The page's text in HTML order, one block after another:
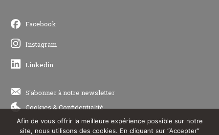
Facebook
Instagram
Linkedin
S'abonner à notre newsletter
Cookies&Confidentialité
Afin de vous offrir la meilleure expérience possible sur notre
site, nous utilisons des cookies. En cliquant sur “Accepter”